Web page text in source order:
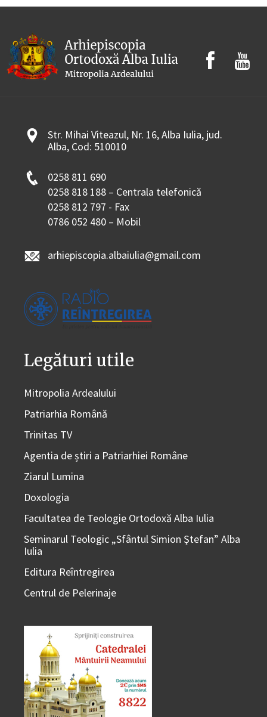
Str. Mihai Viteazul, Nr. 16, Alba Iulia, jud.
Alba, Cod: 510010
0258 811 690
0258 818 188 – Centrala telefonică
0258 812 797 - Fax
0786 052 480 – Mobil
arhiepiscopia.albaiulia@gmail.com
Legături utile
Mitropolia Ardealului
Patriarhia Română
Trinitas TV
Agentia de știri a Patriarhiei Române
Ziarul Lumina
Doxologia
Facultatea de Teologie Ortodoxă Alba Iulia
Seminarul Teologic „Sfântul Simion Ştefan” Alba
Iulia
Editura Reîntregirea
Centrul de Pelerinaje